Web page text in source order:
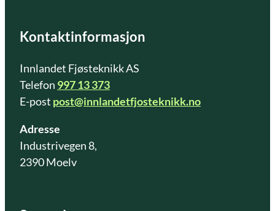
Kontaktinformasjon
Innlandet Fjøsteknikk AS
Telefon 997 13 373
E-post post@innlandetfjosteknikk.no
Adresse
Industrivegen 8,
2390 Moelv